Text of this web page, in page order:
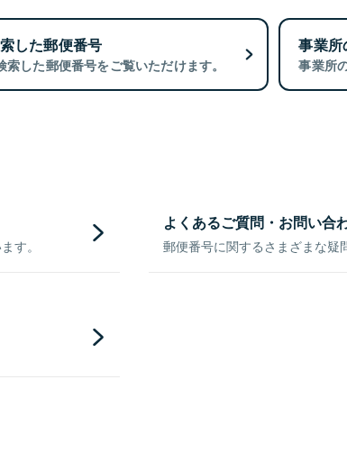
した郵便番号
索した郵便番号をご覧いただけます。
事業所
事業所
す。
よくあるご質問・お問い合
郵便番号に関するさまざまな疑